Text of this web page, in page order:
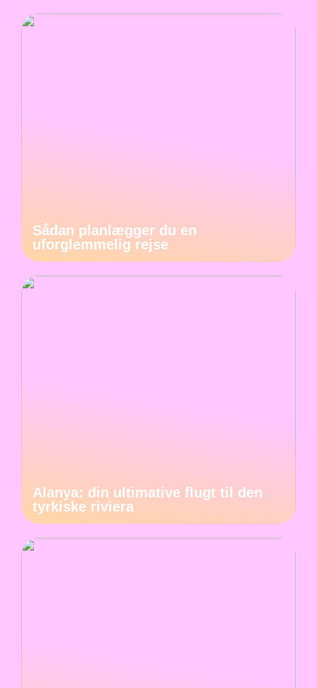
Sådan planlægger du en
uforglemmelig rejse
Alanya: din ultimative flugt til den
tyrkiske riviera